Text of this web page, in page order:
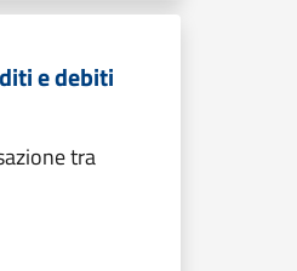
e debiti
tra